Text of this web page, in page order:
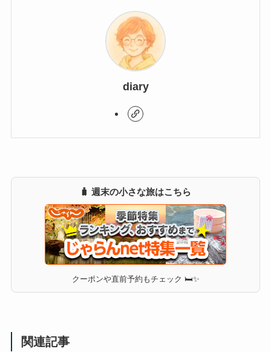
diary
🧳 週末の小さな旅はこちら
クーポンや直前予約もチェック 🛏✨
関連記事